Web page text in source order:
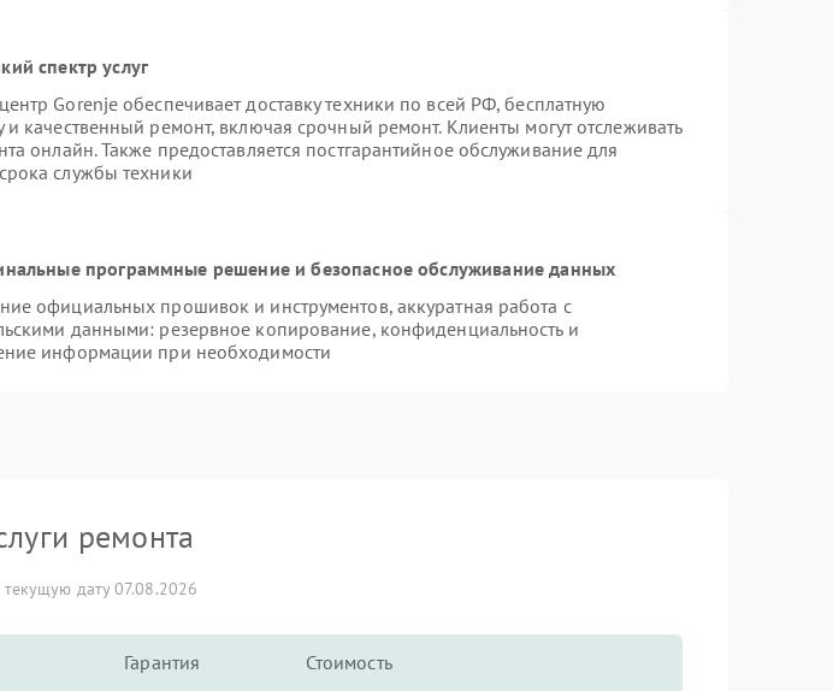
спектр услуг
Gorenje обеспечивает доставку техники по всей РФ, бесплатную
и качественный ремонт, включая срочный ремонт. Клиенты могут отслеживать
онлайн. Также предоставляется постгарантийное обслуживание для
службы техники
программные решение и безопасное обслуживание данных
официальных прошивок и инструментов, аккуратная работа с
данными: резервное копирование, конфиденциальность и
информации при необходимости
ремонта
дату 07.08.2026
Гарантия Стоимость